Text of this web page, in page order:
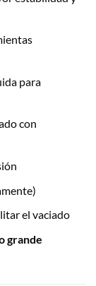
para
con
el vaciado
grande